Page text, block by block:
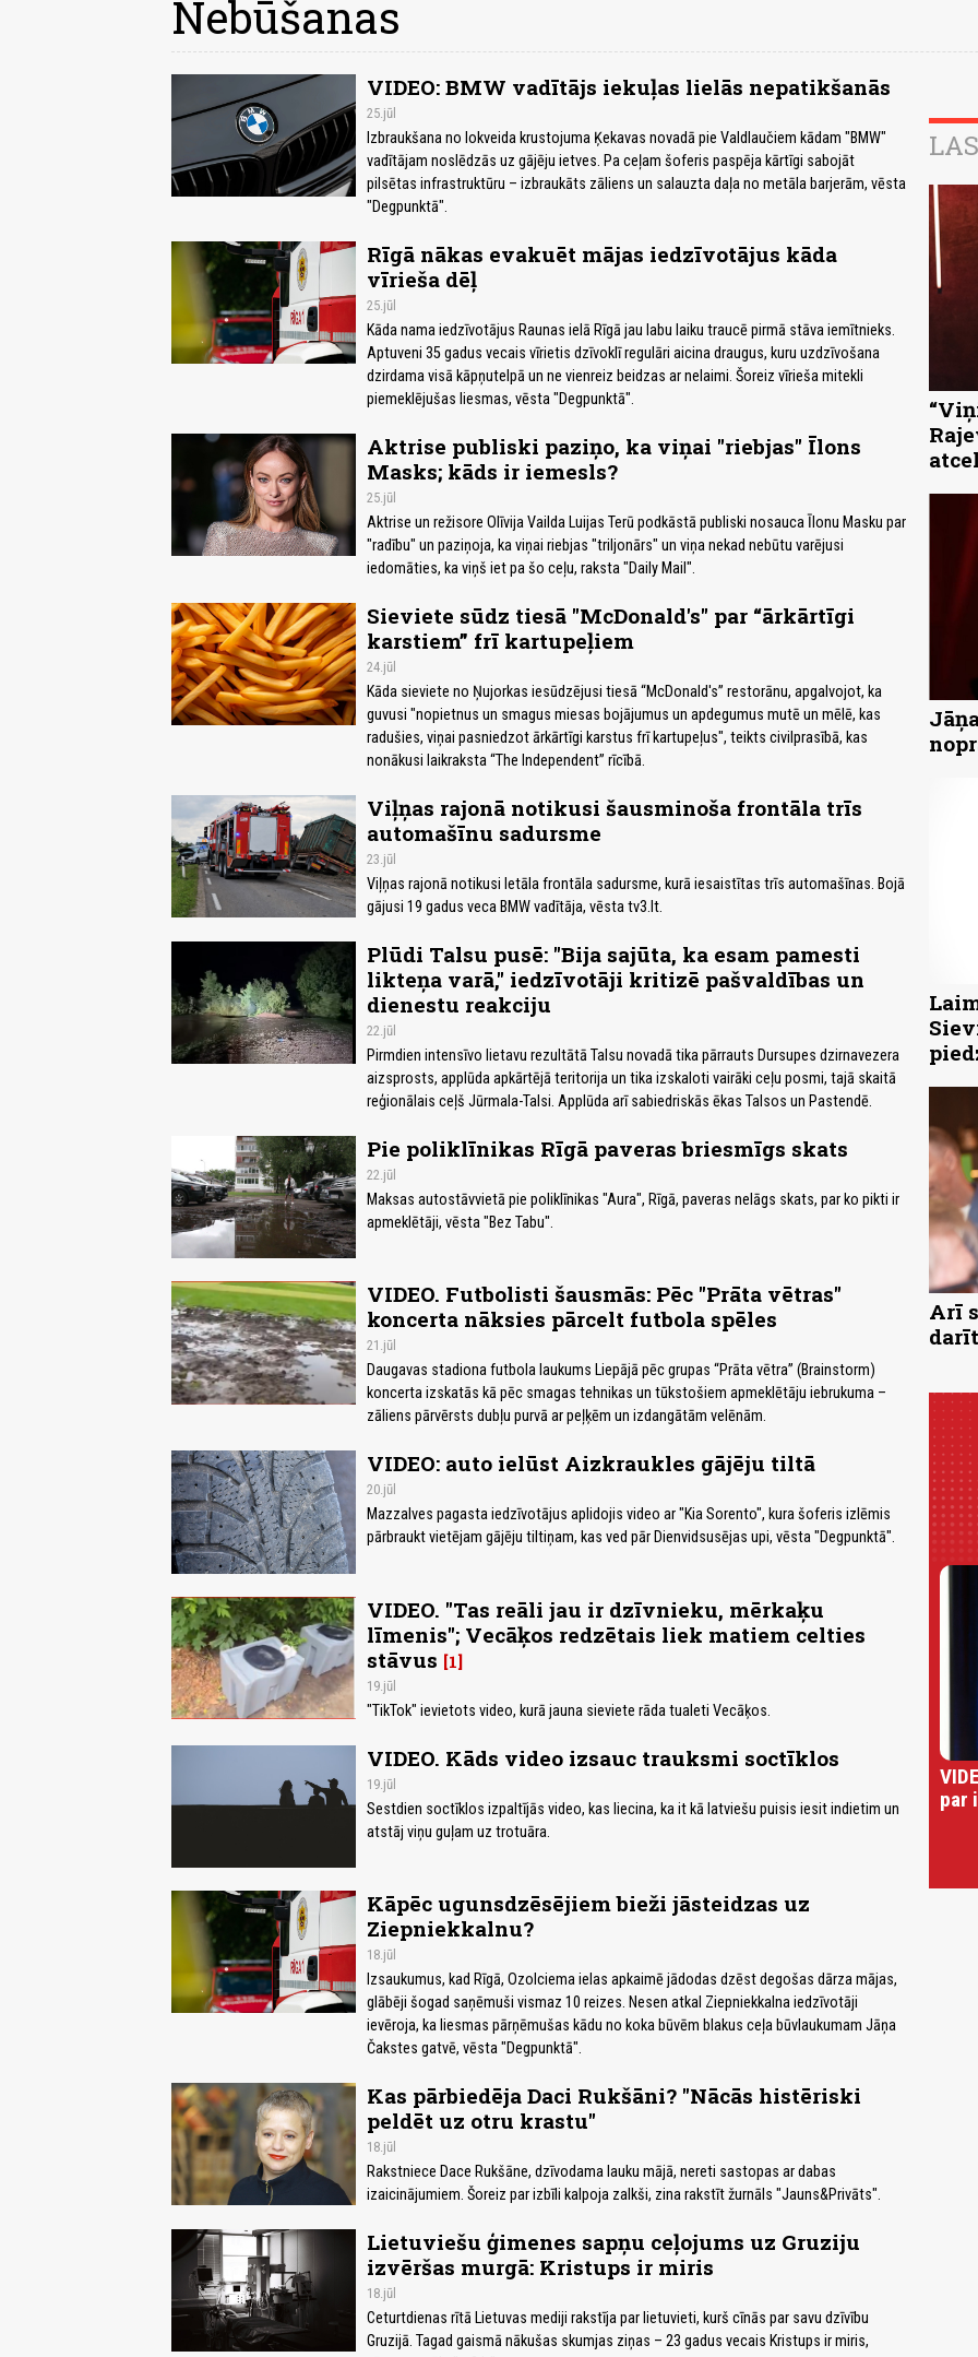
Nebūšanas
VIDEO: BMW vadītājs iekuļas lielās nepatikšanās
25.jūl
Izbraukšana no lokveida krustojuma Ķekavas novadā pie Valdlaučiem kādam "BMW"
vadītājam noslēdzās uz gājēju ietves. Pa ceļam šoferis paspēja kārtīgi sabojāt
pilsētas infrastruktūru – izbraukāts zāliens un salauzta daļa no metāla barjerām, vēsta
"Degpunktā".
Rīgā nākas evakuēt mājas iedzīvotājus kāda
vīrieša dēļ
25.jūl
Kāda nama iedzīvotājus Raunas ielā Rīgā jau labu laiku traucē pirmā stāva iemītnieks.
Aptuveni 35 gadus vecais vīrietis dzīvoklī regulāri aicina draugus, kuru uzdzīvošana
dzirdama visā kāpņutelpā un ne vienreiz beidzas ar nelaimi. Šoreiz vīrieša mitekli
piemeklējušas liesmas, vēsta "Degpunktā".
Aktrise publiski paziņo, ka viņai "riebjas" Īlons
Masks; kāds ir iemesls?
25.jūl
Aktrise un režisore Olīvija Vailda Luijas Terū podkāstā publiski nosauca Īlonu Masku par
"radību" un paziņoja, ka viņai riebjas "triljonārs" un viņa nekad nebūtu varējusi
iedomāties, ka viņš iet pa šo ceļu, raksta "Daily Mail".
Sieviete sūdz tiesā "McDonald's" par “ārkārtīgi
karstiem” frī kartupeļiem
24.jūl
Kāda sieviete no Ņujorkas iesūdzējusi tiesā “McDonald's” restorānu, apgalvojot, ka
guvusi "nopietnus un smagus miesas bojājumus un apdegumus mutē un mēlē, kas
radušies, viņai pasniedzot ārkārtīgi karstus frī kartupeļus", teikts civilprasībā, kas
nonākusi laikraksta “The Independent” rīcībā.
Viļņas rajonā notikusi šausminoša frontāla trīs
automašīnu sadursme
23.jūl
Viļņas rajonā notikusi letāla frontāla sadursme, kurā iesaistītas trīs automašīnas. Bojā
gājusi 19 gadus veca BMW vadītāja, vēsta tv3.lt.
Plūdi Talsu pusē: "Bija sajūta, ka esam pamesti
likteņa varā," iedzīvotāji kritizē pašvaldības un
dienestu reakciju
22.jūl
Pirmdien intensīvo lietavu rezultātā Talsu novadā tika pārrauts Dursupes dzirnavezera
aizsprosts, applūda apkārtējā teritorija un tika izskaloti vairāki ceļu posmi, tajā skaitā
reģionālais ceļš Jūrmala-Talsi. Applūda arī sabiedriskās ēkas Talsos un Pastendē.
Pie poliklīnikas Rīgā paveras briesmīgs skats
22.jūl
Maksas autostāvvietā pie poliklīnikas "Aura", Rīgā, paveras nelāgs skats, par ko pikti ir
apmeklētāji, vēsta "Bez Tabu".
VIDEO. Futbolisti šausmās: Pēc "Prāta vētras"
koncerta nāksies pārcelt futbola spēles
21.jūl
Daugavas stadiona futbola laukums Liepājā pēc grupas “Prāta vētra” (Brainstorm)
koncerta izskatās kā pēc smagas tehnikas un tūkstošiem apmeklētāju iebrukuma –
zāliens pārvērsts dubļu purvā ar peļķēm un izdangātām velēnām.
VIDEO: auto ielūst Aizkraukles gājēju tiltā
20.jūl
Mazzalves pagasta iedzīvotājus aplidojis video ar "Kia Sorento", kura šoferis izlēmis
pārbraukt vietējam gājēju tiltiņam, kas ved pār Dienvidsusējas upi, vēsta "Degpunktā".
VIDEO. "Tas reāli jau ir dzīvnieku, mērkaķu
līmenis"; Vecāķos redzētais liek matiem celties
stāvus 1
19.jūl
"TikTok" ievietots video, kurā jauna sieviete rāda tualeti Vecāķos.
VIDEO. Kāds video izsauc trauksmi soctīklos
19.jūl
Sestdien soctīklos izpaltījās video, kas liecina, ka it kā latviešu puisis iesit indietim un
atstāj viņu guļam uz trotuāra.
Kāpēc ugunsdzēsējiem bieži jāsteidzas uz
Ziepniekkalnu?
18.jūl
Izsaukumus, kad Rīgā, Ozolciema ielas apkaimē jādodas dzēst degošas dārza mājas,
glābēji šogad saņēmuši vismaz 10 reizes. Nesen atkal Ziepniekkalna iedzīvotāji
ievēroja, ka liesmas pārņēmušas kādu no koka būvēm blakus ceļa būvlaukumam Jāņa
Čakstes gatvē, vēsta "Degpunktā".
Kas pārbiedēja Daci Rukšāni? "Nācās histēriski
peldēt uz otru krastu"
18.jūl
Rakstniece Dace Rukšāne, dzīvodama lauku mājā, nereti sastopas ar dabas
izaicinājumiem. Šoreiz par izbīli kalpoja zalkši, zina rakstīt žurnāls "Jauns&Privāts".
Lietuviešu ģimenes sapņu ceļojums uz Gruziju
izvēršas murgā: Kristups ir miris
18.jūl
Ceturtdienas rītā Lietuvas mediji rakstīja par lietuvieti, kurš cīnās par savu dzīvību
Gruzijā. Tagad gaismā nākušas skumjas ziņas – 23 gadus vecais Kristups ir miris,
Arī
par